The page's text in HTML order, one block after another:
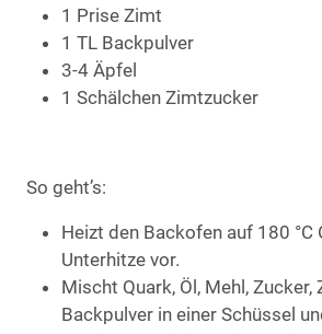
1 Prise Zimt
1 TL Backpulver
3-4 Äpfel
1 Schälchen Zimtzucker
So geht’s:
Heizt den Backofen auf 180 °C
Unterhitze vor.
Mischt Quark, Öl, Mehl, Zucker,
Backpulver in einer Schüssel